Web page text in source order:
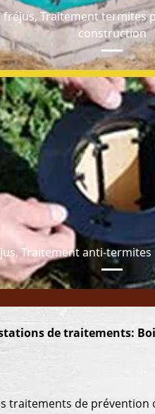
fréjus, Traitement termites
construction
Traitement anti-
de traitements:
traitements de prévention